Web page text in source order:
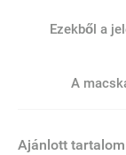
Ezekből a
A
Ajánlott tartalom